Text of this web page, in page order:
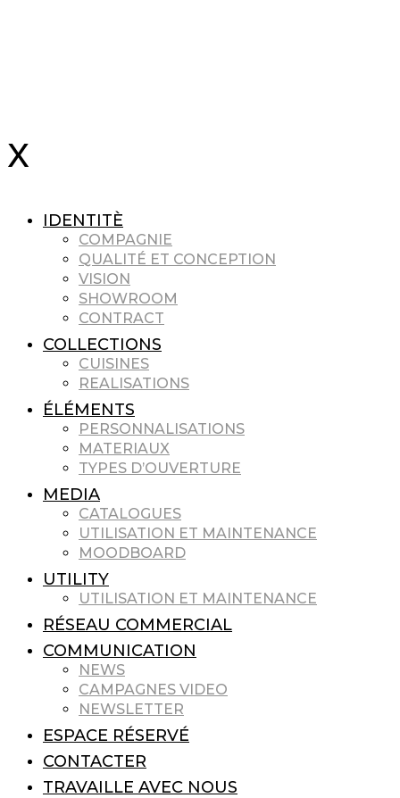
IDENTITÈ
COMPAGNIE
QUALITÉ ET CONCEPTION
VISION
SHOWROOM
CONTRACT
COLLECTIONS
CUISINES
REALISATIONS
ÉLÉMENTS
PERSONNALISATIONS
MATERIAUX
TYPES D’OUVERTURE
MEDIA
CATALOGUES
UTILISATION ET MAINTENANCE
MOODBOARD
UTILITY
UTILISATION ET MAINTENANCE
RÉSEAU COMMERCIAL
COMMUNICATION
NEWS
CAMPAGNES VIDEO
NEWSLETTER
ESPACE RÉSERVÉ
CONTACTER
TRAVAILLE AVEC NOUS